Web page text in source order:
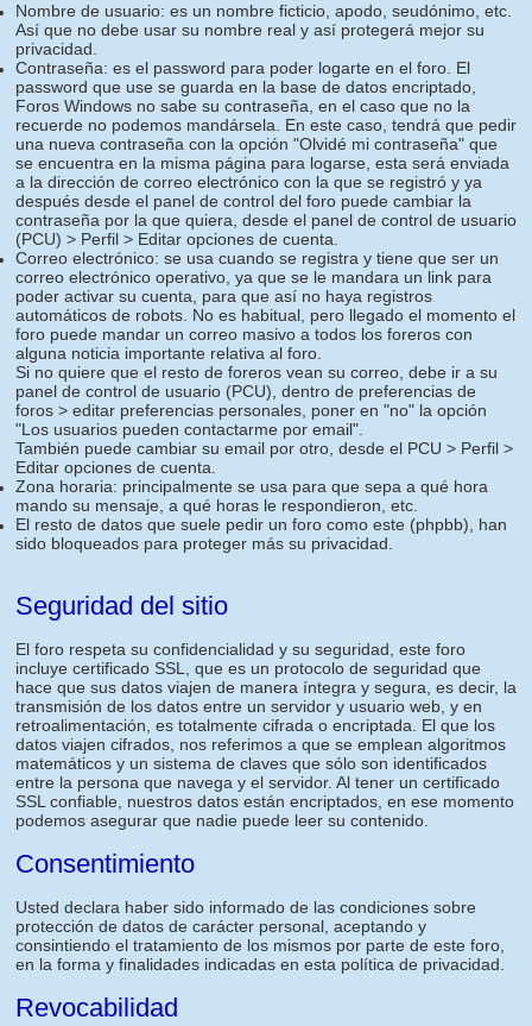
Nombre de usuario: es un nombre ficticio, apodo, seudónimo, etc.
Así que no debe usar su nombre real y así protegerá mejor su
privacidad.
Contraseña: es el password para poder logarte en el foro. El
password que use se guarda en la base de datos encriptado,
Foros Windows no sabe su contraseña, en el caso que no la
recuerde no podemos mandársela. En este caso, tendrá que pedir
una nueva contraseña con la opción "Olvidé mi contraseña" que
se encuentra en la misma página para logarse, esta será enviada
a la dirección de correo electrónico con la que se registró y ya
después desde el panel de control del foro puede cambiar la
contraseña por la que quiera, desde el panel de control de usuario
(PCU) > Perfil > Editar opciones de cuenta.
Correo electrónico: se usa cuando se registra y tiene que ser un
correo electrónico operativo, ya que se le mandara un link para
poder activar su cuenta, para que así no haya registros
automáticos de robots. No es habitual, pero llegado el momento el
foro puede mandar un correo masivo a todos los foreros con
alguna noticia importante relativa al foro.
Si no quiere que el resto de foreros vean su correo, debe ir a su
panel de control de usuario (PCU), dentro de preferencias de
foros > editar preferencias personales, poner en "no" la opción
"Los usuarios pueden contactarme por email".
También puede cambiar su email por otro, desde el PCU > Perfil >
Editar opciones de cuenta.
Zona horaria: principalmente se usa para que sepa a qué hora
mando su mensaje, a qué horas le respondieron, etc.
El resto de datos que suele pedir un foro como este (phpbb), han
sido bloqueados para proteger más su privacidad.
Seguridad del sitio
El foro respeta su confidencialidad y su seguridad, este foro
incluye certificado SSL, que es un protocolo de seguridad que
hace que sus datos viajen de manera íntegra y segura, es decir, la
transmisión de los datos entre un servidor y usuario web, y en
retroalimentación, es totalmente cifrada o encriptada. El que los
datos viajen cifrados, nos referimos a que se emplean algoritmos
matemáticos y un sistema de claves que sólo son identificados
entre la persona que navega y el servidor. Al tener un certificado
SSL confiable, nuestros datos están encriptados, en ese momento
podemos asegurar que nadie puede leer su contenido.
Consentimiento
Usted declara haber sido informado de las condiciones sobre
protección de datos de carácter personal, aceptando y
consintiendo el tratamiento de los mismos por parte de este foro,
en la forma y finalidades indicadas en esta política de privacidad.
Revocabilidad